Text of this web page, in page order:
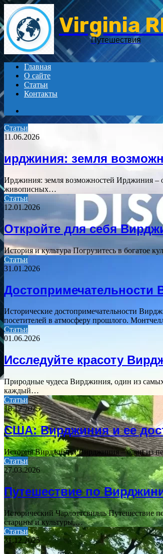
Virginia
Путешествия
Главная
О сайте
Статьи
Контакты
for
Статьи
11.06.2026
ирджиния: земля
Ирджиния: земля возможностей Ирджиния –
живописных…
Статьи
12.01.2026
Откройте для себя
История и культура Погрузитесь в
Статьи
31.01.2026
Достопримечательности
Исторические достопримечательности
посетителей в атмосферу прошлого.
Статьи
01.06.2026
Исследуйте красоту
Природные чудеса Вирджиния, один из
каждый…
Статьи
18.12.2025
США: Вирджиния и ее
История Вирджинии Вирджиния – один из
Статьи
27.03.2026
Путешествие по
Исторический Чарлоттсвилль Путешествие
старины и культуры,…
Статьи
31.12.2025